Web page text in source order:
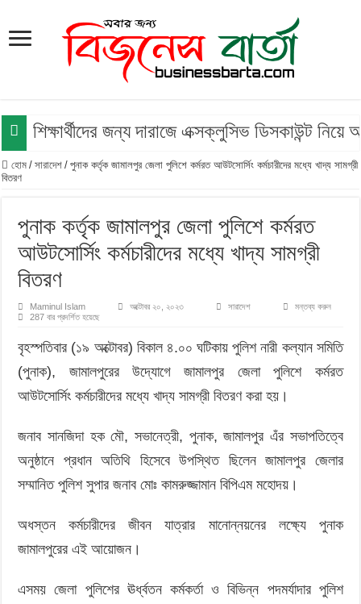
শিক্ষার্থীদের জন্য দারাজে এক্সক্লুসিভ ডিসকাউন্ট
হোম / সারাদেশ / পুনাক কর্তৃক জামালপুর জেলা পুলিশে কর্মরত আউটসোর্সিং কর্মচারীদের মধ্যে খাদ্য সামগ্রী
বিতরণ
পুনাক কর্তৃক জামালপুর জেলা পুলিশে কর্মরত
আউটসোর্সিং কর্মচারীদের মধ্যে খাদ্য সামগ্রী
বিতরণ
Maminul Islam অক্টোবর ২০, ২০২৩ সারাদেশ
মন্তব্য করুন
287 বার প্রদর্শিত হয়েছে
বৃহস্পতিবার (১৯ অক্টোবর) বিকাল ৪.০০ ঘটিকায় পুলিশ নারী কল্যান সমিতি
(পুনাক), জামালপুরের উদ্যোগে জামালপুর জেলা পুলিশে কর্মরত
আউটসোর্সিং কর্মচারীদের মধ্যে খাদ্য সামগ্রী বিতরণ করা হয়।
জনাব সানজিদা হক মৌ, সভানেত্রী, পুনাক, জামালপুর এঁর সভাপতিত্বে
অনুষ্ঠানে প্রধান অতিথি হিসেবে উপস্থিত ছিলেন জামালপুর জেলার
সম্মানিত পুলিশ সুপার জনাব মোঃ কামরুজ্জামান বিপিএম মহোদয়।
অধস্তন কর্মচারীদের জীবন যাত্রার মানোন্নয়নের লক্ষ্যে পুনাক
জামালপুরের এই আয়োজন।
এসময় জেলা পুলিশের ঊর্ধ্বতন কর্মকর্তা ও বিভিন্ন পদমর্যাদার পুলিশ